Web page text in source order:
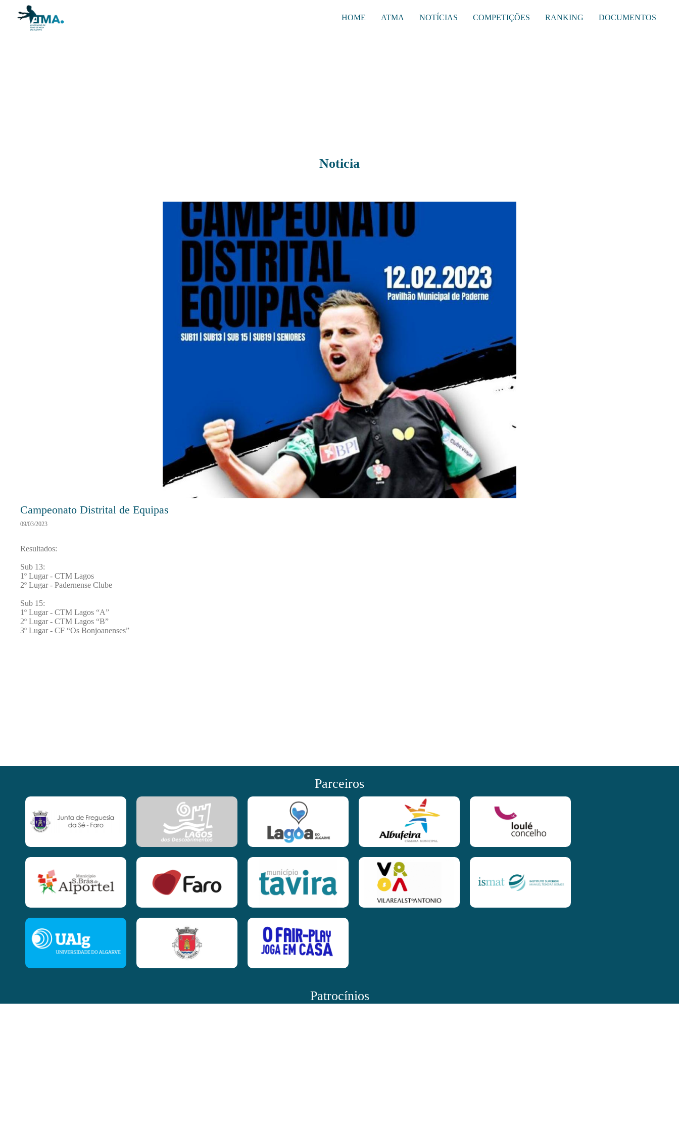
HOME ATMA NOTÍCIAS COMPETIÇÕES RANKING DOCUMENTOS
Noticia
Campeonato Distrital de Equipas
09/03/2023
Resultados:
Sub 13:
1º Lugar - CTM Lagos
2º Lugar - Padernense Clube
Sub 15:
1º Lugar - CTM Lagos “A”
2º Lugar - CTM Lagos “B”
3º Lugar - CF “Os Bonjoanenses”
Parceiros
Patrocínios